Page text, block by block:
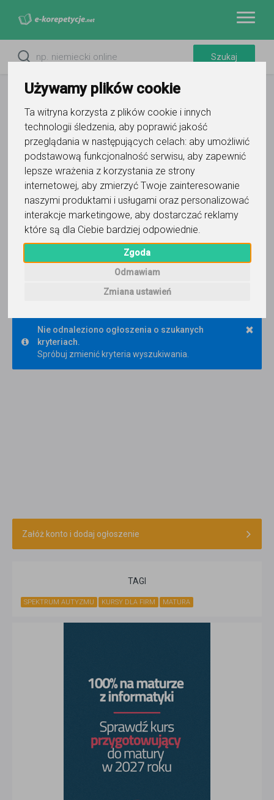
Używamy plików cookie
Ta witryna korzysta z plików cookie i innych
technologii śledzenia, aby poprawić jakość
przeglądania w następujących celach: aby umożliwić
podstawową funkcjonalność serwisu, aby zapewnić
lepsze wrażenia z korzystania ze strony
internetowej, aby zmierzyć Twoje zainteresowanie
naszymi produktami i usługami oraz personalizować
interakcje marketingowe, aby dostarczać reklamy
które są dla Ciebie bardziej odpowiednie
Zgoda
Odmawiam
Zmiana ustawień
Filtry
Brzeg
×
Nie odnaleziono ogłoszenia o szukanych
kryteriach.
Spróbuj zmienić kryteria wyszukiwania.
Załóż konto i dodaj ogłoszenie
TAGI
SPEKTRUM AUTYZMU KURSY DLA FIRM MATURA